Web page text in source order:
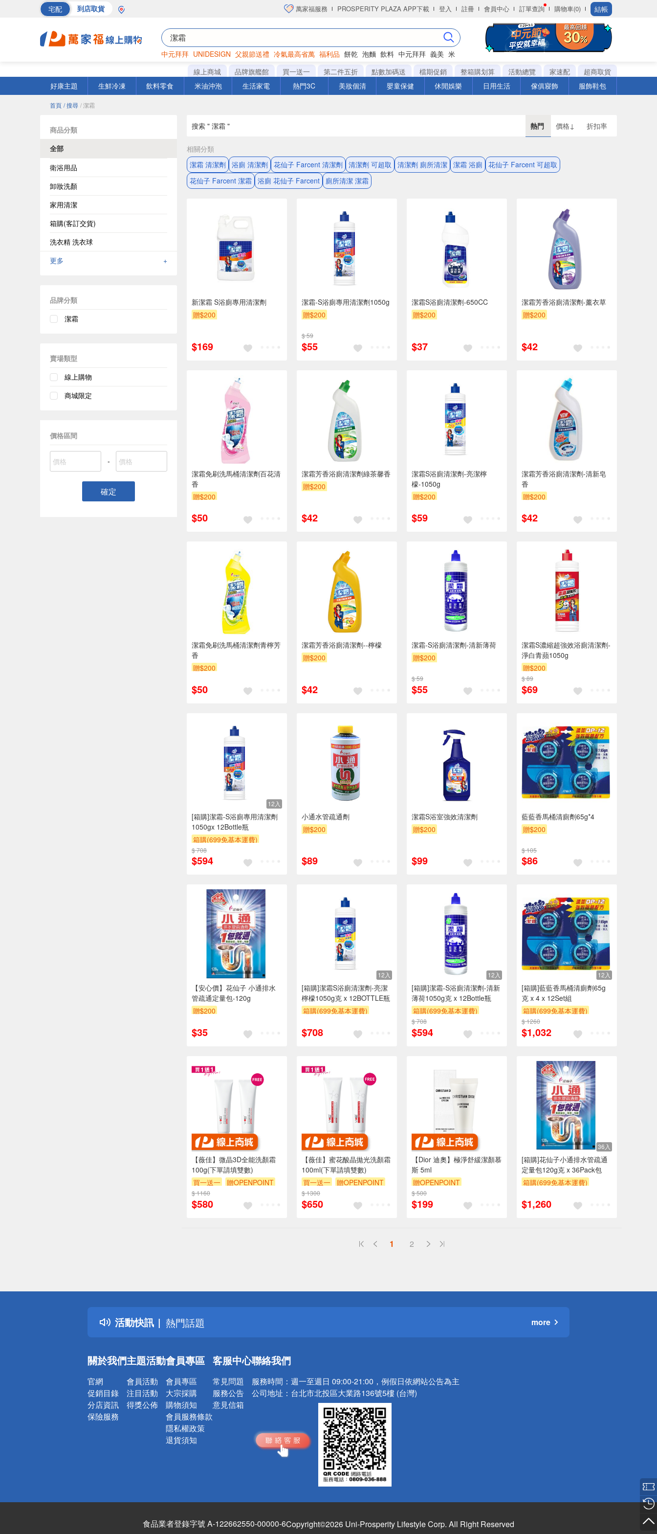
宅配 到店取貨 萬家福服務 PROSPERITY PLAZA APP下載 登入 註冊 會員中心 訂單查詢 購物車(0) 結帳
中元拜拜 UNIDESIGN 父親節送禮 冷氣最高省萬 福利品 餅乾 泡麵 飲料 中元拜拜 義美 米
巧克力 罐頭 衛生紙
線上商城 品牌旗艦館 買一送一 第二件五折 點數加碼送 檔期促銷 整箱購划算 活動總覽 家速配
超商取貨
好康主題
生鮮冷凍 飲料零食 米油沖泡 生活家電 熱門3C 美妝個清 嬰童保健 休閒娛樂 日用生活 傢俱寢飾 服飾鞋包
首頁 / 搜尋 / 潔霜
商品分類
全部
衛浴用品
卸妝洗顏
家用清潔
箱購(客訂交貨)
洗衣精 洗衣球
更多
+
品牌分類
潔霜
賣場類型
線上購物
商城限定
價格區間
-
確定
搜索 " 潔霜 " 熱門 價格↓ 折扣率
相關分類
潔霜 清潔劑 浴廁 清潔劑 花仙子 Farcent 清潔劑 清潔劑 可超取 清潔劑 廁所清潔 潔霜 浴廁
花仙子 Farcent 可超取
花仙子 Farcent 潔霜 浴廁 花仙子 Farcent 廁所清潔 潔霜
新潔霜 S浴廁專用清潔劑
贈$200
$169
潔霜-S浴廁專用清潔劑1050g
贈$200
$ 59
$55
潔霜S浴廁清潔劑-650CC
贈$200
$37
潔霜芳香浴廁清潔劑-薰衣草
贈$200
$42
潔霜免刷洗馬桶清潔劑百花清
香
贈$200
$50
潔霜芳香浴廁清潔劑綠茶馨香
贈$200
$42
潔霜S浴廁清潔劑-亮潔檸
檬-1050g
贈$200
$59
潔霜芳香浴廁清潔劑-清新皂
香
贈$200
$42
潔霜免刷洗馬桶清潔劑青檸芳
香
贈$200
$50
潔霜芳香浴廁清潔劑--檸檬
贈$200
$42
潔霜-S浴廁清潔劑-清新薄荷
贈$200
$ 59
$55
潔霜S濃縮超強效浴廁清潔劑-
淨白青蘋1050g
贈$200
$ 89
$69
12入
[箱購]潔霜-S浴廁專用清潔劑
1050gx 12Bottle瓶
箱購(699免基本運費)
贈$200
$ 708
$594
小通水管疏通劑
贈$200
$89
潔霜S浴室強效清潔劑
贈$200
$99
藍藍香馬桶清廁劑65g*4
贈$200
$ 105
$86
【安心價】花仙子 小通排水
管疏通定量包-120g
贈$200
$35
12入
[箱購]潔霜S浴廁清潔劑-亮潔
檸檬1050g克 x 12BOTTLE瓶
箱購(699免基本運費)
$708
12入
[箱購]潔霜-S浴廁清潔劑-清新
薄荷1050g克 x 12Bottle瓶
箱購(699免基本運費)
贈$200
$ 708
$594
12入
[箱購]藍藍香馬桶清廁劑65g
克 x 4 x 12Set組
箱購(699免基本運費)
贈$200
$ 1260
$1,032
【薇佳】微晶3D全能洗顏霜
100g(下單請填雙數)
買一送一
贈OPENPOINT
$ 1160
$580
【薇佳】蜜花酸晶拋光洗顏霜
100ml(下單請填雙數)
買一送一
贈OPENPOINT
$ 1300
$650
【Dior 迪奧】極淨舒緩潔顏慕
斯 5ml
贈OPENPOINT
訂單滿 2000 元折抵 100元
（運費不算在 2000 元的範
$ 500
$199
36入
[箱購]花仙子小通排水管疏通
定量包120g克 x 36Pack包
箱購(699免基本運費)
$1,260
1 2
活動快訊
詐騙網頁！請小心！
得獎公告
熱門話題
銀行優惠
詐騙網頁！請小心！
more
關於我們
官網
促銷目錄
分店資訊
保險服務
主題活動
會員活動
注目活動
得獎公佈
會員專區
會員專區
大宗採購
購物須知
會員服務條款
隱私權政策
退貨須知
客服中心
常見問題
服務公告
意見信箱
聯絡我們
服務時間： 週一至週日 09:00-21:00，例假日依網站公告為主
公司地址： 台北市北投區大業路136號5樓 (台灣)
食品業者登錄字號 A-122662550-00000-6Copyright©2026 Uni-Prosperity Lifestyle Corp. All Right Reserved